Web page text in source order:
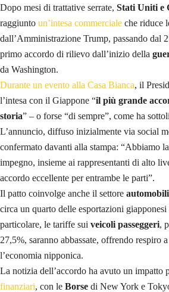
Dopo mesi di trattative serrate, Stati Uniti e
raggiunto un’intesa commerciale che riduce
dall’Amministrazione Trump, passando dal
primo accordo di rilievo dall’inizio della
da Washington.
Durante un evento alla Casa Bianca, il
l’intesa con il Giappone “il più grande
storia” – o forse “di sempre”, come ha
L’annuncio, diffuso inizialmente via social
confermato davanti alla stampa: “Abbiamo
impegno, insieme ai rappresentanti di alto
accordo eccellente per entrambe le parti”.
Il patto coinvolge anche il settore
circa un quarto delle esportazioni
particolare, le tariffe sui veicoli passeggeri,
27,5%, saranno abbassate, offrendo respiro
l’economia nipponica.
La notizia dell’accordo ha avuto un impatto
finanziari, con le Borse di New York e